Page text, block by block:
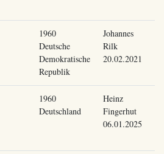
1960
Deutsche
Demokratische
Republik
Johannes
Rilk
20.02.2021
1960
Deutschland
Heinz
Fingerhut
06.01.2025